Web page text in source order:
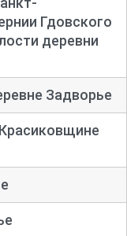
Гдовского
деревни
Задворье
Красиковщине